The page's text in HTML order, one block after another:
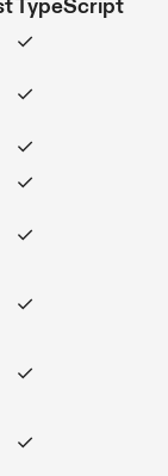
TypeScript
✓
✓
✓
✓
✓
✓
✓
✓